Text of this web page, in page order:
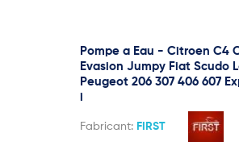
Pompe a Eau - Citroen C4
Evasion Jumpy Fiat Scudo
Peugeot 206 307 406 607
i
Fabricant: FIRST